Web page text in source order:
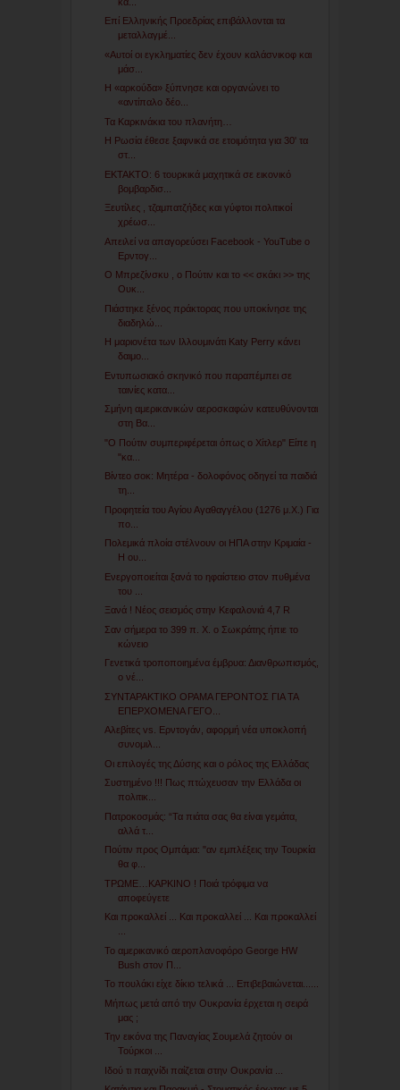
Επί Ελληνικής Προεδρίας επιβάλλονται τα
μεταλλαγμέ...
«Αυτοί οι εγκληματίες δεν έχουν καλάσνικοφ και
μάσ...
Η «αρκούδα» ξύπνησε και οργανώνει το
«αντίπαλο δέο...
Τα Καρκινάκια του πλανήτη…
Η Ρωσία έθεσε ξαφνικά σε ετοιμότητα για 30' τα
στ...
ΕΚΤΑΚΤΟ: 6 τουρκικά μαχητικά σε εικονικό
βομβαρδισ...
Ξευτίλες , τζαμπατζήδες και γύφτοι πολιτικοί
χρέωσ...
Απειλεί να απαγορεύσει Facebook - YouTube ο
Ερντογ...
Ο Μπρεζίνσκυ , ο Πούτιν και το << σκάκι >> της
Ουκ...
Πιάστηκε ξένος πράκτορας που υποκίνησε της
διαδηλώ...
Η μαριονέτα των Ιλλουμινάτι Katy Perry κάνει
δαιμο...
Εντυπωσιακό σκηνικό που παραπέμπει σε
ταινίες κατα...
Σμήνη αμερικανικών αεροσκαφών κατευθύνονται
στη Βα...
"Ο Πούτιν συμπεριφέρεται όπως ο Χίτλερ" Είπε η
"κα...
Βίντεο σοκ: Μητέρα - δολοφόνος οδηγεί τα παιδιά
τη...
Προφητεία του Αγίου Αγαθαγγέλου (1276 μ.Χ.) Για
πο...
Πολεμικά πλοία στέλνουν οι ΗΠΑ στην Κριμαία -
Η ου...
Ενεργοποιείται ξανά το ηφαίστειο στον πυθμένα
του ...
Ξανά ! Νέος σεισμός στην Κεφαλονιά 4,7 R
Σαν σήμερα το 399 π. Χ. ο Σωκράτης ήπιε το
κώνειο
Γενετικά τροποποιημένα έμβρυα: Διανθρωπισμός,
ο νέ...
ΣΥΝΤΑΡΑΚΤΙΚΟ ΟΡΑΜΑ ΓΕΡΟΝΤΟΣ ΓΙΑ ΤΑ
ΕΠΕΡΧΟΜΕΝΑ ΓΕΓΟ...
Αλεβίτες vs. Ερντογάν, αφορμή νέα υποκλοπή
συνομιλ...
Οι επιλογές της Δύσης και ο ρόλος της Ελλάδας
Συστημένο !!! Πως πτώχευσαν την Ελλάδα οι
πολιτικ...
Πατροκοσμάς: “Τα πιάτα σας θα είναι γεμάτα,
αλλά τ...
Πούτιν προς Ομπάμα: "αν εμπλέξεις την Τουρκία
θα φ...
ΤΡΩΜΕ…ΚΑΡΚΙΝΟ ! Ποιά τρόφιμα να
αποφεύγετε
Και προκαλλεί ... Και προκαλλεί ... Και προκαλλεί
Το αμερικανικό αεροπλανοφόρο George HW
Bush στον Π...
Το πουλάκι είχε δίκιο τελικά ... Επιβεβαιώνεται......
Μήπως μετά από την Ουκρανία έρχεται η σειρά
μας ;
Την εικόνα της Παναγίας Σουμελά ζητούν οι
Τούρκοι ...
Ιδού τι παιχνίδι παίζεται στην Ουκρανία ...